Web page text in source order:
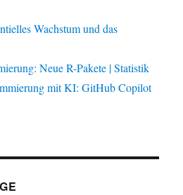
Wachstum und das
Neue R-Pakete | Statistik
mit KI: GitHub Copilot